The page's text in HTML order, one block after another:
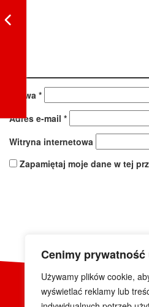
Cenimy
Używamy plików cookie,
wyświetlać reklamy lub
Nazwa *
Adres e-mail *
Witryna internetowa
Zapamiętaj moje dane w tej